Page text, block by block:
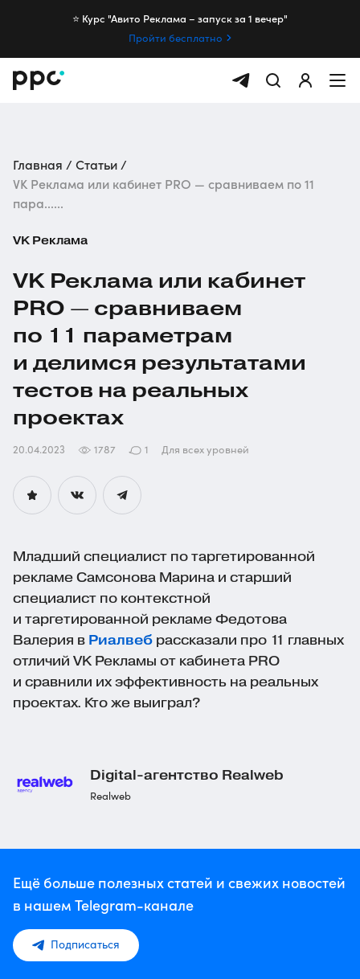
⭐️ Курс "Авито Реклама – запуск за 1 вечер"
Пройти бесплатно
Главная
Статьи
VK Реклама или кабинет PRO — сравниваем по 11
пара......
VK Реклама
VK Реклама или кабинет
PRO — сравниваем
по 11 параметрам
и делимся результатами
тестов на реальных
проектах
20.04.2023 1787 1 Для всех уровней
Младший специалист по таргетированной
рекламе Самсонова Марина и старший
специалист по контекстной
и таргетированной рекламе Федотова
Валерия в Риалвеб рассказали про 11 главных
отличий VK Рекламы от кабинета PRO
и сравнили их эффективность на реальных
проектах. Кто же выиграл?
Digital-агентство Realweb
Realweb
Ещё больше полезных статей и свежих новостей
в нашем Telegram-канале
Подписаться